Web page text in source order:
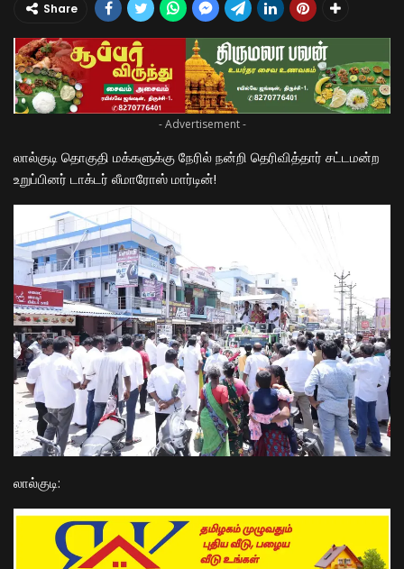
Share
- Advertisement -
லால்குடி தொகுதி மக்களுக்கு நேரில் நன்றி தெரிவித்தார் சட்டமன்ற
உறுப்பினர் டாக்டர் லீமாரோஸ் மார்டின்!
​லால்குடி: